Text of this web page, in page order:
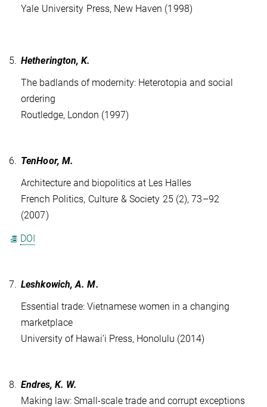
Yale University Press, New Haven (1998)
5. Hetherington, K.
The badlands of modernity: Heterotopia and social
ordering
Routledge, London (1997)
6. TenHoor, M.
Architecture and biopolitics at Les Halles
French Politics, Culture & Society 25 (2), 73–92
(2007)
DOI
7. Leshkowich, A. M.
Essential trade: Vietnamese women in a changing
marketplace
University of Hawai’i Press, Honolulu (2014)
8. Endres, K. W.
Making law: Small-scale trade and corrupt exceptions